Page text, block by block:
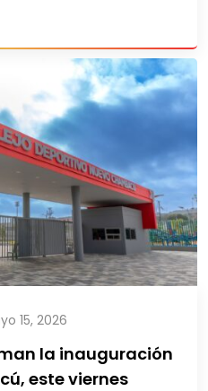
15, 2026
la inauguración
este viernes